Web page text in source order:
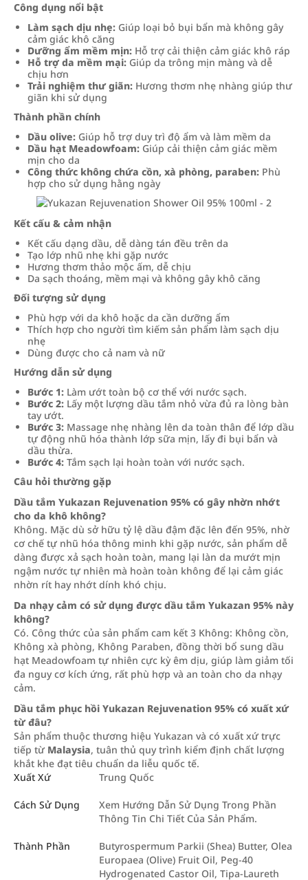
Công dụng nổi bật
Làm sạch dịu nhẹ: Giúp loại bỏ bụi bẩn mà không gây
cảm giác khô căng
Dưỡng ẩm mềm mịn: Hỗ trợ cải thiện cảm giác khô ráp
Hỗ trợ da mềm mại: Giúp da trông mịn màng và dễ
chịu hơn
Trải nghiệm thư giãn: Hương thơm nhẹ nhàng giúp thư
giãn khi sử dụng
Thành phần chính
Dầu olive: Giúp hỗ trợ duy trì độ ẩm và làm mềm da
Dầu hạt Meadowfoam: Giúp cải thiện cảm giác mềm
mịn cho da
Công thức không chứa cồn, xà phòng, paraben: Phù
hợp cho sử dụng hằng ngày
Kết cấu & cảm nhận
Kết cấu dạng dầu, dễ dàng tán đều trên da
Tạo lớp nhũ nhẹ khi gặp nước
Hương thơm thảo mộc ấm, dễ chịu
Da sạch thoáng, mềm mại và không gây khô căng
Đối tượng sử dụng
Phù hợp với da khô hoặc da cần dưỡng ẩm
Thích hợp cho người tìm kiếm sản phẩm làm sạch dịu
nhẹ
Dùng được cho cả nam và nữ
Hướng dẫn sử dụng
Bước 1: Làm ướt toàn bộ cơ thể với nước sạch.
Bước 2: Lấy một lượng dầu tắm nhỏ vừa đủ ra lòng bàn
tay ướt.
Bước 3: Massage nhẹ nhàng lên da toàn thân để lớp dầu
tự động nhũ hóa thành lớp sữa mịn, lấy đi bụi bẩn và
dầu thừa.
Bước 4: Tắm sạch lại hoàn toàn với nước sạch.
Câu hỏi thường gặp
Dầu tắm Yukazan Rejuvenation 95% có gây nhờn nhớt
cho da khô không?
Không. Mặc dù sở hữu tỷ lệ dầu đậm đặc lên đến 95%, nhờ
cơ chế tự nhũ hóa thông minh khi gặp nước, sản phẩm dễ
dàng được xả sạch hoàn toàn, mang lại làn da mướt mịn
ngậm nước tự nhiên mà hoàn toàn không để lại cảm giác
nhờn rít hay nhớt dính khó chịu.
Da nhạy cảm có sử dụng được dầu tắm Yukazan 95% này
không?
Có. Công thức của sản phẩm cam kết 3 Không: Không cồn,
Không xà phòng, Không Paraben, đồng thời bổ sung dầu
hạt Meadowfoam tự nhiên cực kỳ êm dịu, giúp làm giảm tối
đa nguy cơ kích ứng, rất phù hợp và an toàn cho da nhạy
cảm.
Dầu tắm phục hồi Yukazan Rejuvenation 95% có xuất xứ
từ đâu?
Sản phẩm thuộc thương hiệu Yukazan và có xuất xứ trực
tiếp từ Malaysia, tuân thủ quy trình kiểm định chất lượng
khắt khe đạt tiêu chuẩn da liễu quốc tế.
Xuất Xứ
Trung Quốc
Cách Sử Dụng
Xem Hướng Dẫn Sử Dụng Trong Phần
Thông Tin Chi Tiết Của Sản Phẩm.
Thành Phần
Butyrospermum Parkii (Shea) Butter, Olea
Europaea (Olive) Fruit Oil, Peg-40
Hydrogenated Castor Oil, Tipa-Laureth